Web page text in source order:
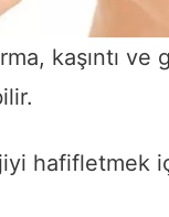
kaşıntı
hafifletmek